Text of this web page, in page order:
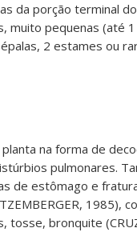
da porção terminal
muito pequenas (até
2 estames ou
na forma de
pulmonares.
de estômago e
1985),
bronquite